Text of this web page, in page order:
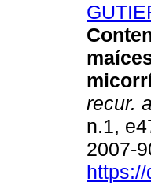
recur.
n.1,
2007-